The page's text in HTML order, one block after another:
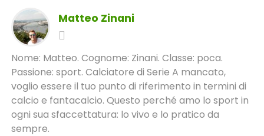
Matteo Zinani
Nome: Matteo. Cognome: Zinani. Classe: poca.
Passione: sport. Calciatore di Serie A mancato,
voglio essere il tuo punto di riferimento in termini di
calcio e fantacalcio. Questo perché amo lo sport in
ogni sua sfaccettatura: lo vivo e lo pratico da
sempre.